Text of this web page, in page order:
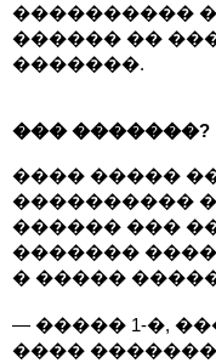
���������� �
������ ��
�������.
��� �������?
���� �����
����������
������ ���
�������
� �����
— ����� 1-�,
����